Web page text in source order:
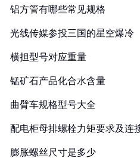
铝方管有哪些常见规格
光线传媒参投三国的星空爆冷
横担型号对应重量
锰矿石产品化合水含量
曲臂车规格型号大全
配电柜母排螺栓力矩要求及连
膨胀螺丝尺寸是多少